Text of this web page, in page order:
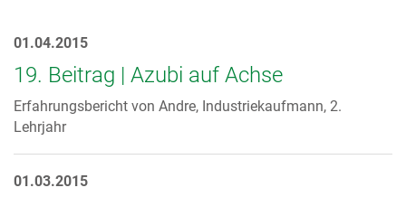
01.04.2015
19. Beitrag | Azubi auf Achse
Erfahrungsbericht von Andre, Industriekaufmann, 2.
Lehrjahr
01.03.2015